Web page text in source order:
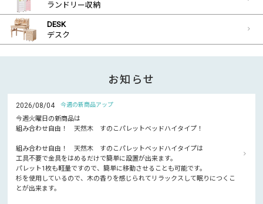
ランドリー収納
DESK
デスク
お知らせ
2026/08/04 今週の新商品アップ
今週火曜日の新商品は
組み合わせ自由！ 天然木 すのこパレットベッドハイタイプ！
組み合わせ自由！ 天然木 すのこパレットベッドハイタイプは
工具不要で金具をはめるだけで簡単に設置が出来ます。
パレット1枚も軽量ですので、簡単に移動させることも可能です。
杉を使用しているので、木の香りを感じられてリラックスして眠りにつくこ
とが出来ます。